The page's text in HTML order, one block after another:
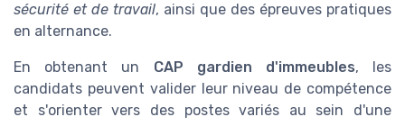
sécurité et de travail, ainsi que des épreuves pratiques
en alternance.
En obtenant un CAP gardien d'immeubles, les
candidats peuvent valider leur niveau de compétence
et s'orienter vers des postes variés au sein d'une